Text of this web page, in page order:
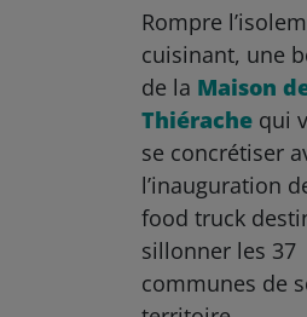
Rompre
cuisinant, une
de la Maison
Thiérache qui
se concrétiser
l’inauguration
food truck
sillonner les 37
communes de